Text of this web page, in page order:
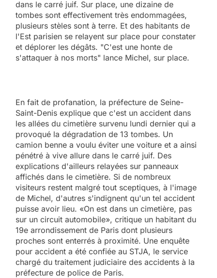
dans le carré juif. Sur place, une dizaine de
tombes sont effectivement très endommagées,
plusieurs stèles sont à terre. Et des habitants de
l'Est parisien se relayent sur place pour constater
et déplorer les dégâts. "C'est une honte de
s'attaquer à nos morts" lance Michel, sur place.
En fait de profanation, la préfecture de Seine-
Saint-Denis explique que c'est un accident dans
les allées du cimetière survenu lundi dernier qui a
provoqué la dégradation de 13 tombes. Un
camion benne a voulu éviter une voiture et a ainsi
pénétré à vive allure dans le carré juif. Des
explications d'ailleurs relayées sur panneaux
affichés dans le cimetière. Si de nombreux
visiteurs restent malgré tout sceptiques, à l'image
de Michel, d'autres s'indignent qu'un tel accident
puisse avoir lieu. «On est dans un cimetière, pas
sur un circuit automobile», critique un habitant du
19e arrondissement de Paris dont plusieurs
proches sont enterrés à proximité. Une enquête
pour accident a été confiée au STJA, le service
chargé du traitement judiciaire des accidents à la
préfecture de police de Paris.